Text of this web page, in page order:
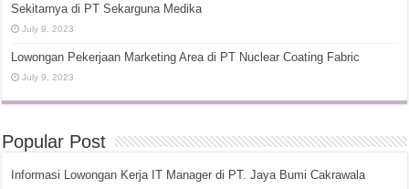
Sekitarnya di PT Sekarguna Medika
July 9, 2023
Lowongan Pekerjaan Marketing Area di PT Nuclear Coating Fabric
July 9, 2023
Popular Post
Informasi Lowongan Kerja IT Manager di PT. Jaya Bumi Cakrawala